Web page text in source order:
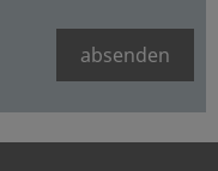
absenden